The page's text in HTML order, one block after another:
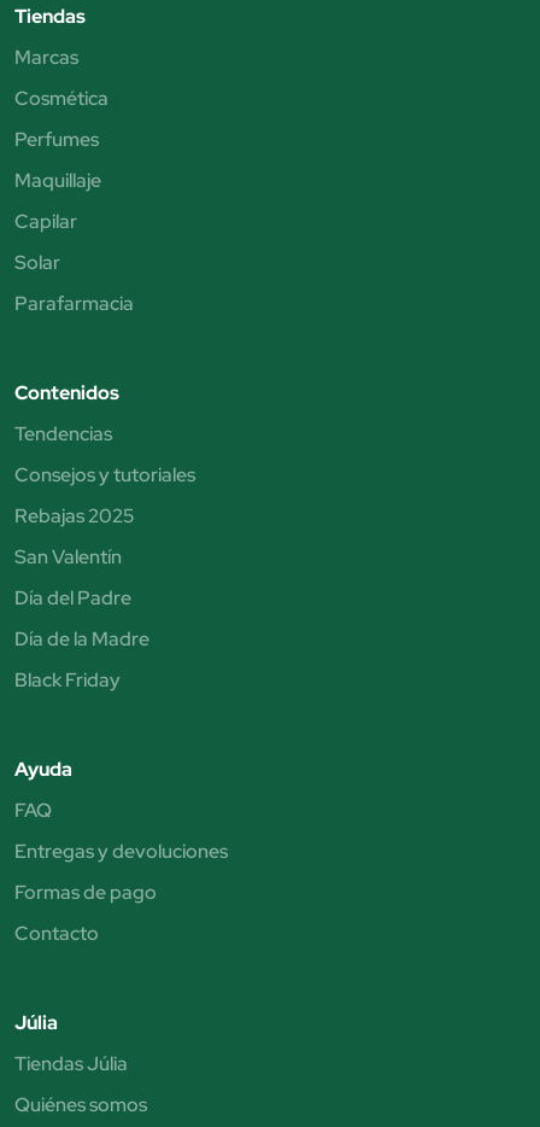
Tiendas
Marcas
Cosmética
Perfumes
Maquillaje
Capilar
Solar
Parafarmacia
Contenidos
Tendencias
Consejos y tutoriales
Rebajas 2025
San Valentín
Día del Padre
Día de la Madre
Black Friday
Ayuda
FAQ
Entregas y devoluciones
Formas de pago
Contacto
Júlia
Tiendas Júlia
Quiénes somos